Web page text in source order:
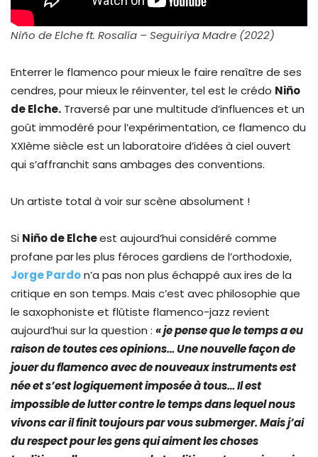
Niño de Elche ft. Rosalía – Seguiriya Madre (2022)
Enterrer le flamenco pour mieux le faire renaître de ses
cendres, pour mieux le réinventer, tel est le crédo Niño
de Elche. Traversé par une multitude d’influences et un
goût immodéré pour l’expérimentation, ce flamenco du
XXIème siècle est un laboratoire d’idées à ciel ouvert
qui s’affranchit sans ambages des conventions.
Un artiste total à voir sur scène absolument !
Si Niño de Elcheest aujourd’hui considéré comme
profane parles plus féroces gardiens de l’orthodoxie,
Jorge Pardon’a pas non plus échappé aux ires de la
critique en son temps. Mais c’est avec philosophie que
le saxophoniste et flûtiste flamenco-jazz revient
aujourd’hui sur la question : « je pense que le temps a eu
raison de toutes ces opinions… Une nouvelle façon de
jouer du flamenco avec de nouveaux instruments est
née et s’est logiquement imposée à tous… Il est
impossible de lutter contre le temps dans lequel nous
vivons car il finit toujours par vous submerger. Mais j’ai
du respect pour les gens qui aiment les choses